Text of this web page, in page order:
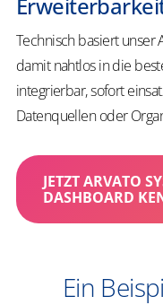
Technisch basiert unser
damit nahtlos in die
integrierbar, sofort
Datenquellen oder
JETZT ARVATO
DASHBOARD
Ein